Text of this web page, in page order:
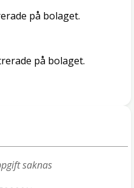
på bolaget.
på bolaget.
saknas